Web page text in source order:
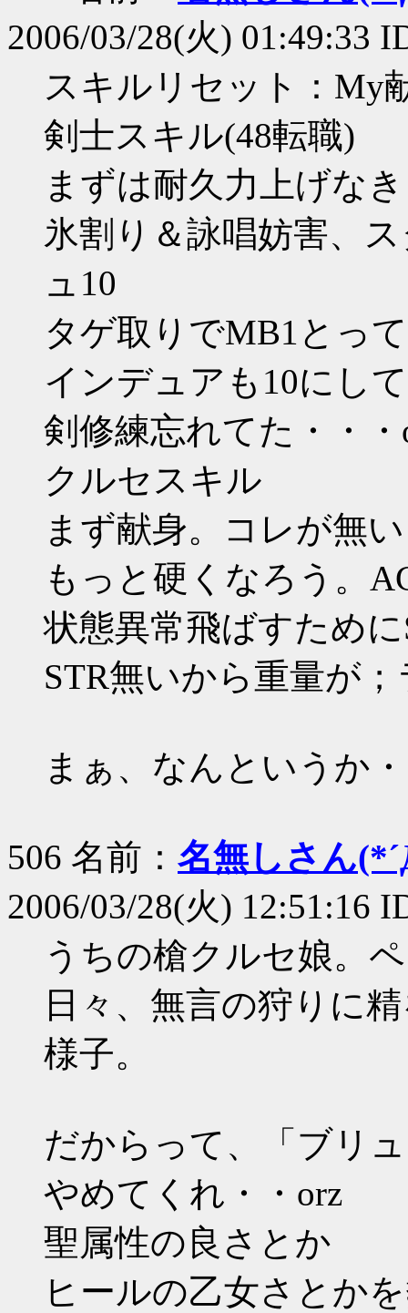
2006/03/28(火) 01:49:33
スキルリセット：My
剣士スキル(48転職)
まずは耐久力上げな
氷割り＆詠唱妨害、
ュ10
タゲ取りでMB1とっ
インデュアも10にし
剣修練忘れてた・・・
クルセスキル
まず献身。コレが無
もっと硬くなろう。
状態異常飛ばすため
STR無いから重量が
まぁ、なんというか
506 名前： 名無しさん
2006/03/28(火) 12:51:16
うちの槍クルセ娘。
日々、無言の狩りに
様子。
だからって、「ブリ
やめてくれ・・orz
聖属性の良さとか
ヒールの乙女さとか